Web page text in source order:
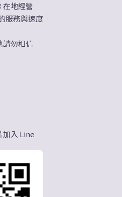
在地經營
服務與速度
請勿相信
加入 Line